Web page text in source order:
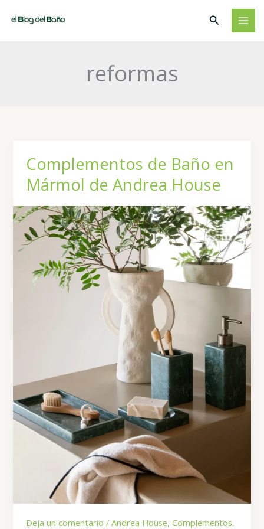
Buscar
reformas
Complementos de Baño en
Mármol de Andrea House
Deja un comentario /Andrea House,Complementos,